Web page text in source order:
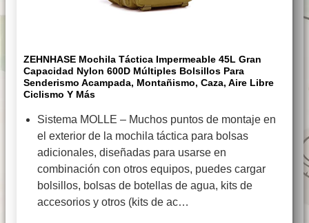
ZEHNHASE Mochila Táctica Impermeable 45L Gran
Capacidad Nylon 600D Múltiples Bolsillos Para
Senderismo Acampada, Montañismo, Caza, Aire Libre
Ciclismo Y Más
Sistema MOLLE – Muchos puntos de montaje en
el exterior de la mochila táctica para bolsas
adicionales, diseñadas para usarse en
combinación con otros equipos, puedes cargar
bolsillos, bolsas de botellas de agua, kits de
accesorios y otros (kits de ac…